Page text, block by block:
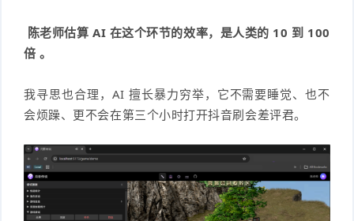
陈老师估算AI 在这个环节的效率，是人类的 10 到 100
倍 。
我寻思也合理，AI 擅长暴力穷举，它不需要睡觉、也不
会烦躁、更不会在第三个小时打开抖音刷会差评君。